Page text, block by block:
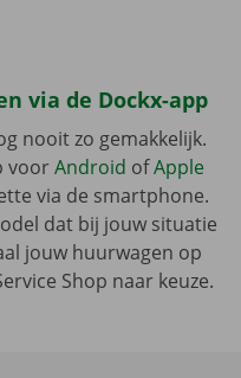
via de Dockx-app
nooit zo gemakkelijk.
voorAndroid ofApple
via de smartphone.
dat bij jouw situatie
jouw huurwagen op
Shop naar keuze.